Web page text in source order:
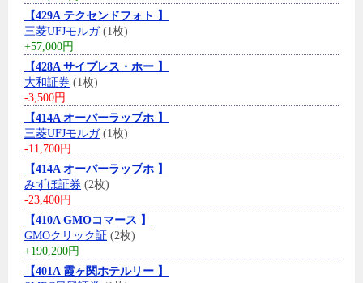
【429A テクセンドフォト 】
三菱UFJモルガ(1枚)
+57,000円
【428A サイプレス・ホー 】
大和証券 (1枚)
-3,500円
【414A オーバーラップホ 】
三菱UFJモルガ(1枚)
-11,700円
【414A オーバーラップホ 】
みずほ証券 (2枚)
-23,400円
【410A GMOコマース 】
GMOクリック証 (2枚)
+190,200円
【401A 霞ヶ関ホテルリー 】